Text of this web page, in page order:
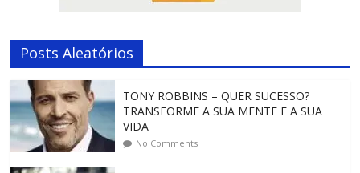
Posts Aleatórios
TONY ROBBINS – QUER SUCESSO?
TRANSFORME A SUA MENTE E A SUA
VIDA
No Comments